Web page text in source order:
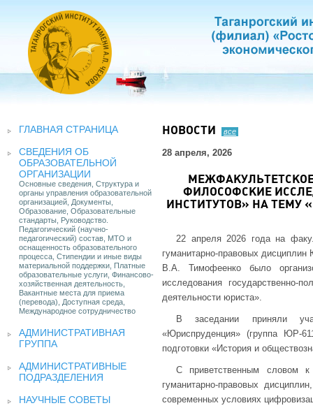
ГЛАВНАЯ СТРАНИЦА
СВЕДЕНИЯ ОБ
ОБРАЗОВАТЕЛЬНОЙ
ОРГАНИЗАЦИИ
Основные сведения, Структура и
органы управления образовательной
организацией, Документы,
Образование, Образовательные
стандарты, Руководство.
Педагогический (научно-
педагогический) состав, МТО и
оснащенность образовательного
процесса, Стипендии и иные виды
материальной поддержки, Платные
образовательные услуги, Финансово-
хозяйственная деятельность,
Вакантные места для приема
(перевода), Доступная среда,
Международное сотрудничество
АДМИНИСТРАТИВНАЯ
ГРУППА
АДМИНИСТРАТИВНЫЕ
ПОДРАЗДЕЛЕНИЯ
НАУЧНЫЕ СОВЕТЫ
НОВОСТИ все
28 апреля, 2026
ФИЛОСОФСКИЕ
ИНСТИТУТОВ» НА ТЕМУ
22 апреля 2026 года на
гуманитарно-правовых
В.А. Тимофеенко было
исследования государственно-
деятельности юриста».
В заседании приняли
«Юриспруденция» (группа ЮР-
подготовки «История и
С приветственным словом к
гуманитарно-правовых
современных условиях